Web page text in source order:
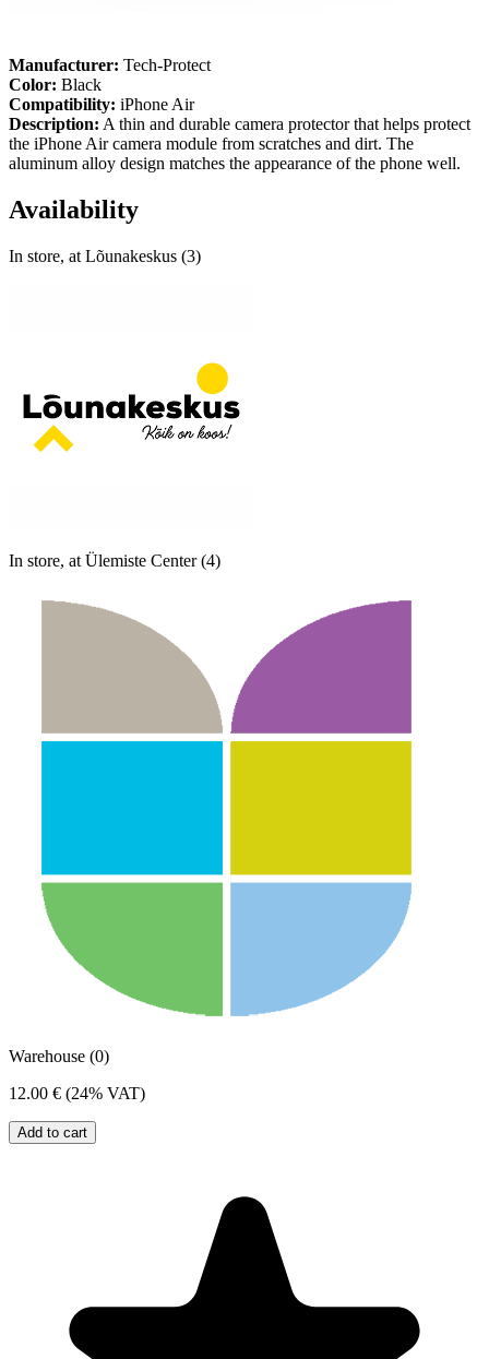
Manufacturer: Tech-Protect
Color: Black
Compatibility: iPhone Air
Description: A thin and durable camera protector that helps protect
the iPhone Air camera module from scratches and dirt. The
aluminum alloy design matches the appearance of the phone well.
Availability
In store, at Lõunakeskus (3)
In store, at Ülemiste Center (4)
Warehouse (0)
12.00 € (24% VAT)
Add to cart